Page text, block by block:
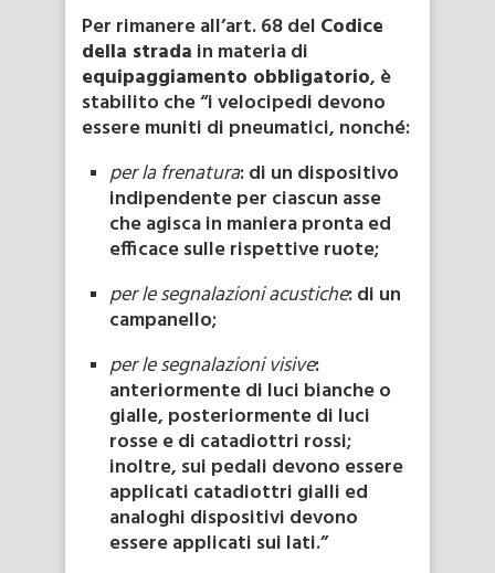
Per rimanere all’art. 68 del Codice
della strada in materia di
equipaggiamento obbligatorio, è
stabilito che “i velocipedi devono
essere muniti di pneumatici, nonché:
per la frenatura: di un dispositivo
indipendente per ciascun asse
che agisca in maniera pronta ed
efficace sulle rispettive ruote;
per le segnalazioni acustiche: di un
campanello;
per le segnalazioni visive:
anteriormente di luci bianche o
gialle, posteriormente di luci
rosse e di catadiottri rossi;
inoltre, sui pedali devono essere
applicati catadiottri gialli ed
analoghi dispositivi devono
essere applicati sui lati.”